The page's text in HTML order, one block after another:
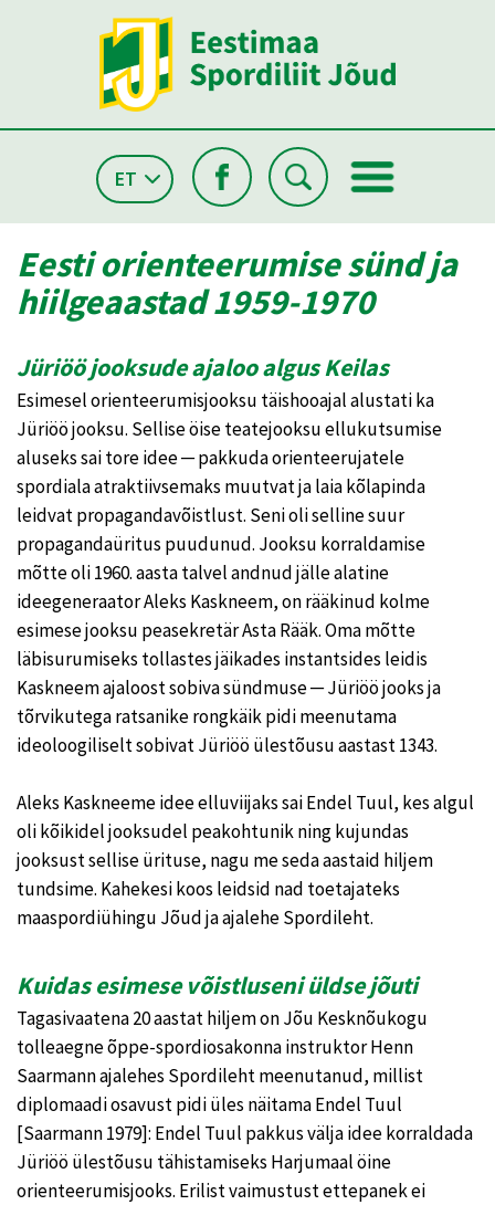
ET
Eesti orienteerumise sünd ja
hiilgeaastad 1959-1970
Jüriöö jooksude ajaloo algus Keilas
Esimesel orienteerumisjooksu täishooajal alustati ka
Jüriöö jooksu. Sellise öise teatejooksu ellukutsumise
aluseks sai tore idee ─ pakkuda orienteerujatele
spordiala atraktiivsemaks muutvat ja laia kõlapinda
leidvat propagandavõistlust. Seni oli selline suur
propagandaüritus puudunud. Jooksu korraldamise
mõtte oli 1960. aasta talvel andnud jälle alatine
ideegeneraator Aleks Kaskneem, on rääkinud kolme
esimese jooksu peasekretär Asta Rääk. Oma mõtte
läbisurumiseks tollastes jäikades instantsides leidis
Kaskneem ajaloost sobiva sündmuse ─ Jüriöö jooks ja
tõrvikutega ratsanike rongkäik pidi meenutama
ideoloogiliselt sobivat Jüriöö ülestõusu aastast 1343.
Aleks Kaskneeme idee elluviijaks sai Endel Tuul, kes algul
oli kõikidel jooksudel peakohtunik ning kujundas
jooksust sellise ürituse, nagu me seda aastaid hiljem
tundsime. Kahekesi koos leidsid nad toetajateks
maaspordiühingu Jõud ja ajalehe Spordileht.
Kuidas esimese võistluseni üldse jõuti
Tagasivaatena 20 aastat hiljem on Jõu Kesknõukogu
tolleaegne õppe-spordiosakonna instruktor Henn
Saarmann ajalehes Spordileht meenutanud, millist
diplomaadi osavust pidi üles näitama Endel Tuul
[Saarmann 1979]: Endel Tuul pakkus välja idee korraldada
Jüriöö ülestõusu tähistamiseks Harjumaal öine
orienteerumisjooks. Erilist vaimustust ettepanek ei